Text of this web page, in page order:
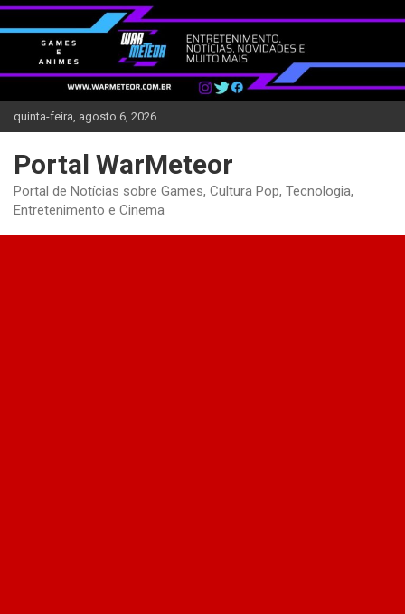
Skip
to
content
quinta-feira, agosto 6, 2026
Portal WarMeteor
Portal de Notícias sobre Games, Cultura Pop, Tecnologia,
Entretenimento e Cinema